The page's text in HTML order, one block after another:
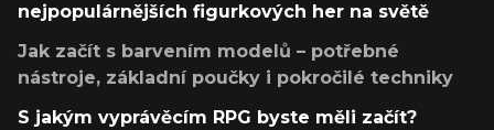
nejpopulárnějších figurkových her na světě
Jak začít s barvením modelů – potřebné
nástroje, základní poučky i pokročilé techniky
S jakým vyprávěcím RPG byste měli začít?